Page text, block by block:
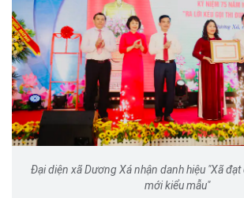
Đại diện xã Dương Xá nhận danh hiệu "Xã
mới kiểu mẫu"